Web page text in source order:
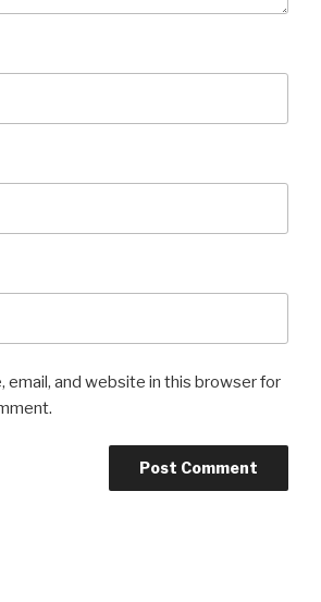
email, and website in this browser for